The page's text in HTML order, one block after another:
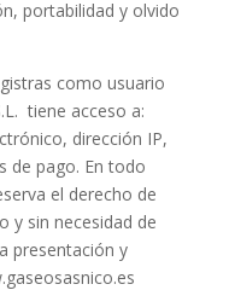
portabilidad y olvido
como usuario
tiene acceso a:
dirección IP,
de pago. En todo
el derecho de
y sin necesidad de
presentación y